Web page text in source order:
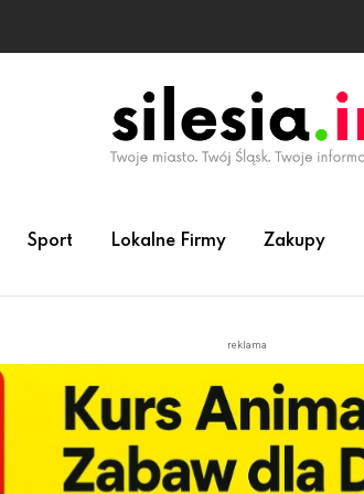
Sport Lokalne Firmy Zakupy
reklama